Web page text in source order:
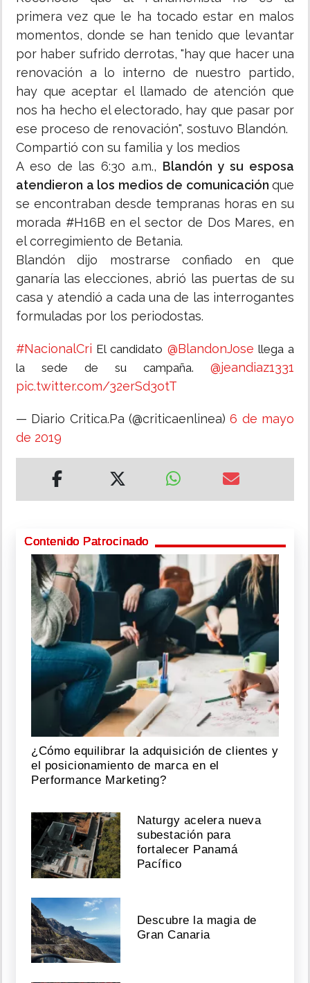
primera vez que le ha tocado estar en malos
momentos, donde se han tenido que levantar
por haber sufrido derrotas, "hay que hacer una
renovación a lo interno de nuestro partido,
hay que aceptar el llamado de atención que
nos ha hecho el electorado, hay que pasar por
ese proceso de renovación", sostuvo Blandón.
Compartió con su familia y los medios
A eso de las 6:30 a.m., Blandón y su esposa
atendieron a los medios de comunicación que
se encontraban desde tempranas horas en su
morada #H16B en el sector de Dos Mares, en
el corregimiento de Betania.
Blandón dijo mostrarse confiado en que
ganaría las elecciones, abrió las puertas de su
casa y atendió a cada una de las interrogantes
formuladas por los periodostas.
#NacionalCri El candidato @BlandonJose llega a
la sede de su campaña. @jeandiaz1331
pic.twitter.com/32erSd3otT
— Diario Critica.Pa (@criticaenlinea)6 de mayo
de 2019
Contenido Patrocinado
¿Cómo equilibrar la adquisición de clientes y
el posicionamiento de marca en el
Performance Marketing?
Naturgy acelera nueva
subestación para
fortalecer Panamá
Pacífico
Descubre la magia de
Gran Canaria